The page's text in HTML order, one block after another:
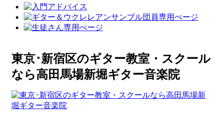
東京･新宿区のギター教室・スクール
なら高田馬場新堀ギター音楽院